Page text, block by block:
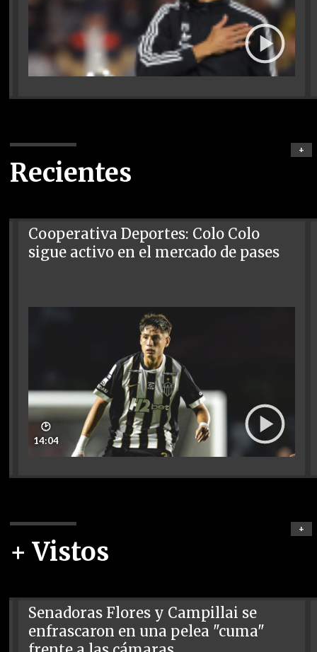
Recientes
+
Cooperativa Deportes: Colo Colo
sigue activo en el mercado de pases
🕑
14:04
+ Vistos
+
Senadoras Flores y Campillai se
enfrascaron en una pelea "cuma"